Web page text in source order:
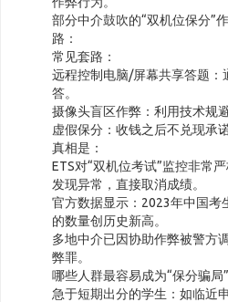
部分中介鼓吹的“双机位保分”
路：
常见套路：
远程控制电脑/屏幕共享答题
答。
摄像头盲区作弊：利用技术规
虚假保分：收钱之后不兑现承
真相是：
ETS对“双机位考试”监控非常
发现异常，直接取消成绩。
官方数据显示：2023年中国考
的数量创历史新高。
多地中介已因协助作弊被警方
弊罪。
哪些人群最容易成为“保分骗局
急于短期出分的学生：如临近